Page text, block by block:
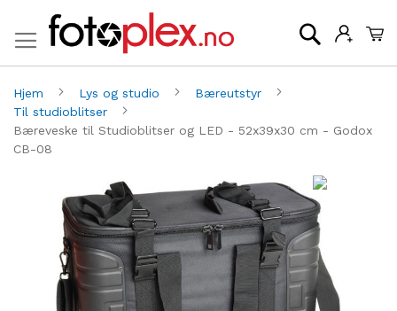
Søk
Hjem Lys og studio
Bæreutstyr
Til studioblitser
Bæreveske til Studioblitser og LED - 52x39x30 cm - Godox
CB-08
bildegalleri